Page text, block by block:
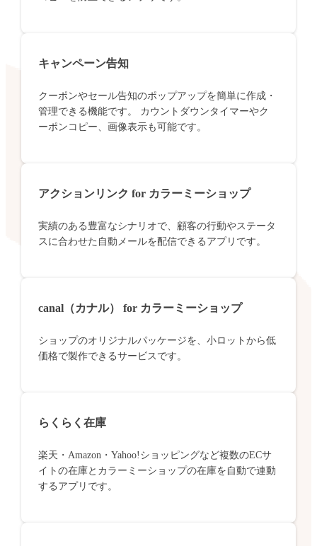
キャンペーン告知
クーポンやセール告知のポップアップを簡単に作成・
管理できる機能です。 カウントダウンタイマーやク
ーポンコピー、画像表示も可能です。
アクションリンク for カラーミーショップ
実績のある豊富なシナリオで、顧客の行動やステータ
スに合わせた自動メールを配信できるアプリです。
canal（カナル） for カラーミーショップ
ショップのオリジナルパッケージを、小ロットから低
価格で製作できるサービスです。
らくらく在庫
楽天・Amazon・Yahoo!ショッピングなど複数のECサ
イトの在庫とカラーミーショップの在庫を自動で連動
するアプリです。